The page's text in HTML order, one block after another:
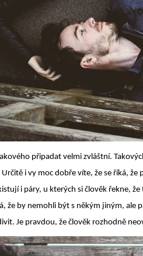
připadat velmi zvláštní.
i vy moc dobře víte, že se říká,
i páry, u kterých si člověk řekne,
že by nemohli být s někým jiným, ale
Je pravdou, že člověk rozhodně